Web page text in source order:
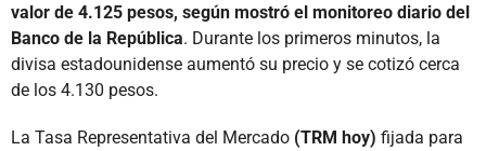
valor de 4.125 pesos, según mostró el monitoreo diario del
Banco de la República. Durante los primeros minutos, la
divisa estadounidense aumentó su precio y se cotizó cerca
de los 4.130 pesos.
La Tasa Representativa del Mercado (TRM hoy) fijada para